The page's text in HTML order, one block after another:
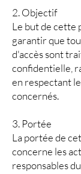
2. Objectif
Le but de cette
garantir que
d'accès sont
confidentielle,
en respectant
concernés.
3. Portée
La portée de
concerne les
responsables